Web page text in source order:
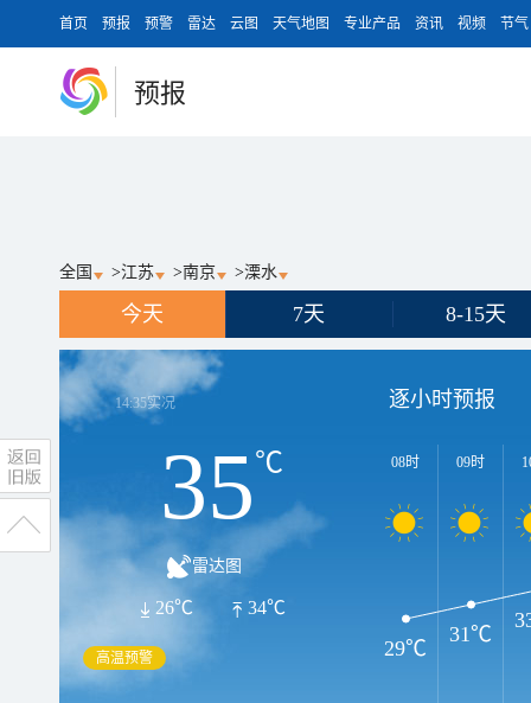
首页 预报 预警 雷达 云图 天气地图 专业产品 资讯 视频 节气
预报
全国 >江苏 >南京 >溧水
今天 7天 8-15天
14:35实况
35℃
雷达图
34℃
26℃
高温预警
逐小时预报
08时 09时
29℃
31℃